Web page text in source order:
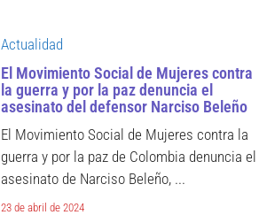
Actualidad
El Movimiento Social de Mujeres contra
la guerra y por la paz denuncia el
asesinato del defensor Narciso Beleño
El Movimiento Social de Mujeres contra la
guerra y por la paz de Colombia denuncia el
asesinato de Narciso Beleño, ...
23 de abril de 2024